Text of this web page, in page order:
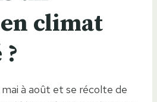
climat
à août et se récolte de